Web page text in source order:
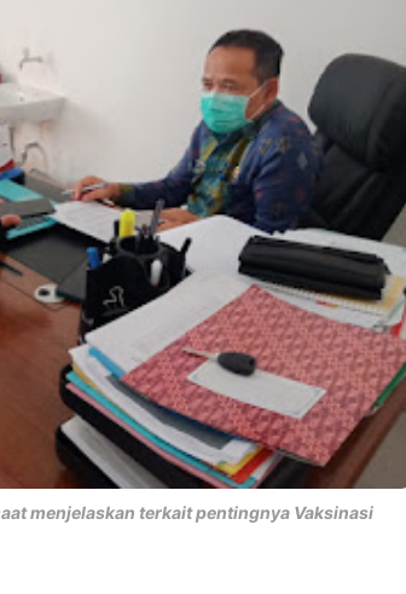
menjelaskan terkait pentingnya Vaksinasi